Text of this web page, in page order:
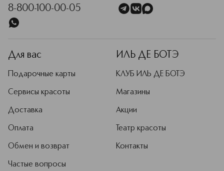
8-800-100-00-05
Для вас
Подарочные карты
Сервисы красоты
Доставка
Оплата
Обмен и возврат
Частые вопросы
ИЛЬ ДЕ БОТЭ
КЛУБ ИЛЬ ДЕ БОТЭ
Магазины
Акции
Театр красоты
Контакты